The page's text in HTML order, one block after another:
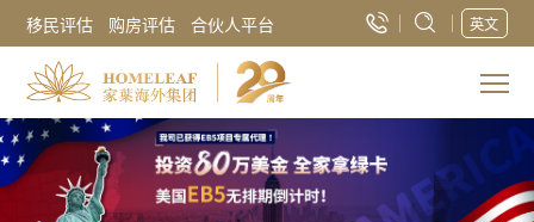
移民评估 购房评估 合伙人平台 英文